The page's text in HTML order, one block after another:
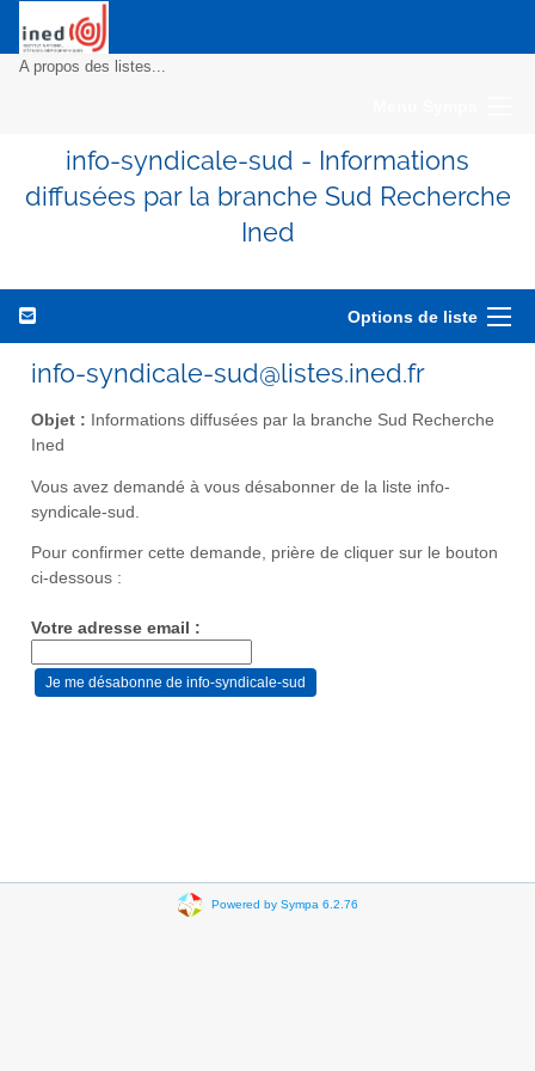
A propos des listes...
info-syndicale-sud - Informations
diffusées par la branche Sud Recherche
Ined
Options de liste
info-syndicale-sud@listes.ined.fr
Objet : Informations diffusées par la branche Sud Recherche
Ined
Vous avez demandé à vous désabonner de la liste info-
syndicale-sud.
Pour confirmer cette demande, prière de cliquer sur le bouton
ci-dessous :
Votre adresse email :
Powered by Sympa 6.2.76